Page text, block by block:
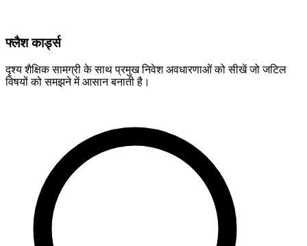
फ्लैश कार्ड्स
दृश्य शैक्षिक सामग्री के साथ प्रमुख निवेश अवधारणाओं को सीखें जो जटिल
विषयों को समझने में आसान बनाती है।